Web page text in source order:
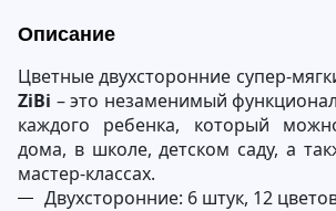
Описание
Цветные двухсторонние супер-
ZiBi – это незаменимый
каждого ребенка, который
дома, в школе, детском саду, а
мастер-классах.
Двухсторонние: 6 штук, 12